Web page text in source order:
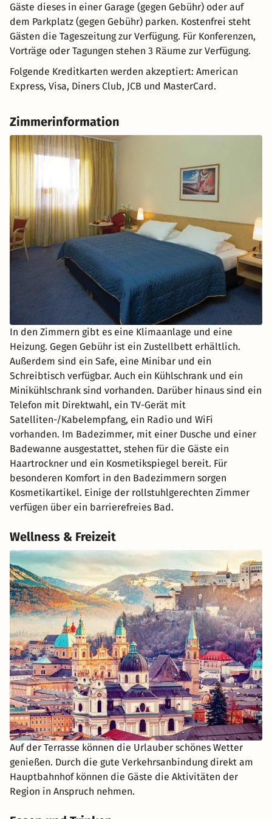
Gäste dieses in einer Garage (gegen Gebühr) oder auf
dem Parkplatz (gegen Gebühr) parken. Kostenfrei steht
Gästen die Tageszeitung zur Verfügung. Für Konferenzen,
Vorträge oder Tagungen stehen 3 Räume zur Verfügung.
Folgende Kreditkarten werden akzeptiert: American
Express, Visa, Diners Club, JCB und MasterCard.
Zimmerinformation
In den Zimmern gibt es eine Klimaanlage und eine
Heizung. Gegen Gebühr ist ein Zustellbett erhältlich.
Außerdem sind ein Safe, eine Minibar und ein
Schreibtisch verfügbar. Auch ein Kühlschrank und ein
Minikühlschrank sind vorhanden. Darüber hinaus sind ein
Telefon mit Direktwahl, ein TV-Gerät mit
Satelliten-/Kabelempfang, ein Radio und WiFi
vorhanden. Im Badezimmer, mit einer Dusche und einer
Badewanne ausgestattet, stehen für die Gäste ein
Haartrockner und ein Kosmetikspiegel bereit. Für
besonderen Komfort in den Badezimmern sorgen
Kosmetikartikel. Einige der rollstuhlgerechten Zimmer
verfügen über ein barrierefreies Bad.
Wellness & Freizeit
Auf der Terrasse können die Urlauber schönes Wetter
genießen. Durch die gute Verkehrsanbindung direkt am
Hauptbahnhof können die Gäste die Aktivitäten der
Region in Anspruch nehmen.